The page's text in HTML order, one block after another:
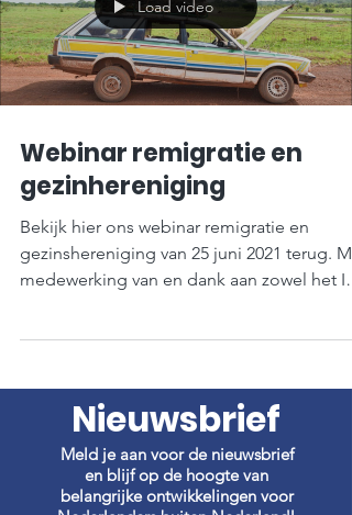
Load video
Webinar remigratie en
gezinhereniging
Bekijk hier ons webinar remigratie en
gezinshereniging van 25 juni 2021 terug.
medewerking van en dank aan zowel het
specifieke vragen van tevoren
binnengekregen, een duidelijk teken dat
vaak om specifieke casuïstiek draait die
soms bovendien best lastig is. In de
presentatie die hieronder te zien is,
Nieuwsbrief
Meld je aan voor de nieuwsbrief
en blijf op de hoogte van
belangrijke ontwikkelingen voor